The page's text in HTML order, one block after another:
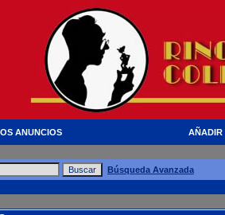
ANUNCIOS AÑADIR
Búsqueda Avanzada